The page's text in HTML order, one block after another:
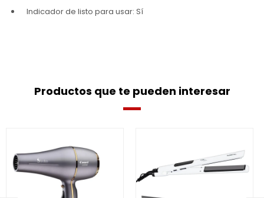
Indicador de listo para usar: Sí
Productos que te pueden interesar